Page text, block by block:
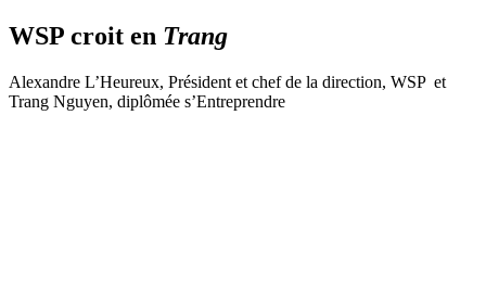
WSP croit en Trang
Alexandre L’Heureux, Président et chef de la direction, WSP et
Trang Nguyen, diplômée s’Entreprendre